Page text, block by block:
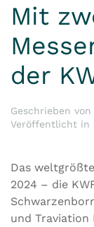
Mit
der
Geschrieben von
Veröffentlicht in
Das
2024 – die
und Traviation